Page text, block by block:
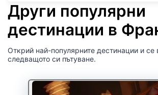
Други популярни
дестинации в
Открий най-популярните дестинации и се
следващото си пътуване.